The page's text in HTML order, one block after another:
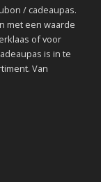
/ cadeaupas.
met een waarde
of voor
is in te
Van